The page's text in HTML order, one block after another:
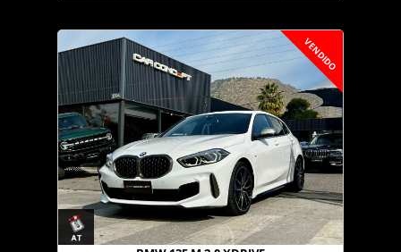
VENDIDO